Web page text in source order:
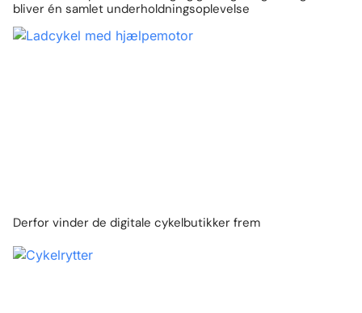
bliver én samlet underholdningsoplevelse
Derfor vinder de digitale cykelbutikker frem